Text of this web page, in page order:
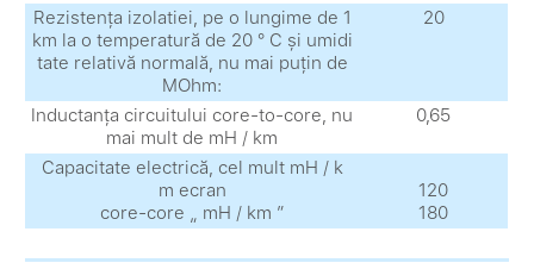
Rezistența izolatiei, pe o lungime de 1
km la o temperatură de 20 ° C și umidi
tate relativă normală, nu mai puțin de
MOhm:
20
Inductanța circuitului core-to-core, nu
mai mult de mH / km
0,65
Capacitate electrică, cel mult mH / k
m ecran
core-core „ mH / km ”
120
180